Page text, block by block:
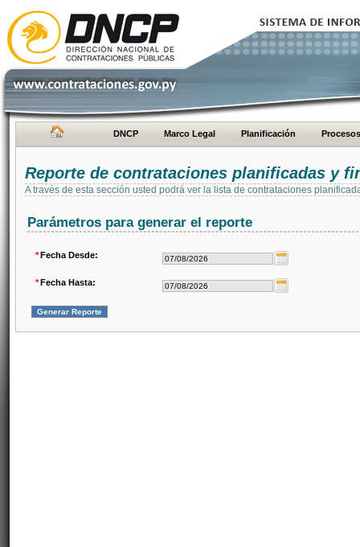
DNCP Marco Legal Planificación Procesos
Reporte de contrataciones planificadas y
A través de esta sección usted podrá ver la lista de contrataciones
Parámetros para generar el reporte
*Fecha Desde:
*Fecha Hasta: